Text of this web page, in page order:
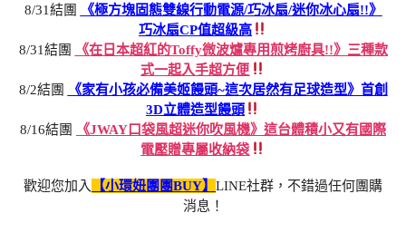
8/31結團
《極方塊固態雙線行動電源/巧冰扇/迷你冰心扇!!》
巧冰扇CP值超級高
8/31結團
《在日本超紅的Toffy微波爐專用煎烤廚具!!》三種款
式一起入手超方便
8/2結團
《家有小孩必備美姬饅頭~這次居然有足球造型》首創
3D立體造型饅頭
8/16結團
《JWAY口袋風超迷你吹風機》這台體積小又有國際
電壓贈專屬收納袋
歡迎您加入 【小環妞團團BUY】 LINE社群，不錯過任何團購
消息！